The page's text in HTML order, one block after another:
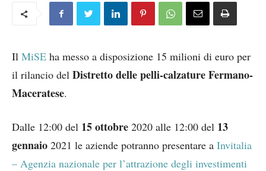
Il MiSE ha messo a disposizione 15 milioni di euro per
il rilancio del Distretto delle pelli-calzature Fermano-
Maceratese.
Dalle 12:00 del 15 ottobre 2020 alle 12:00 del 13
gennaio 2021 le aziende potranno presentare a Invitalia
– Agenzia nazionale per l’attrazione degli investimenti